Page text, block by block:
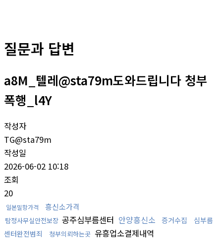
질문과 답변
a8M_텔레@sta79m도와드립니다 청부
폭행_l4Y
작성자
TG@sta79m
작성일
2026-06-02 10:18
조회
20
일본밀항가격 흥신소가격
탐정사무실안전보장 공주심부름센터 안양흥신소 증거수집
심부름
센터완전범죄
청부의뢰하는곳 유흥업소결제내역